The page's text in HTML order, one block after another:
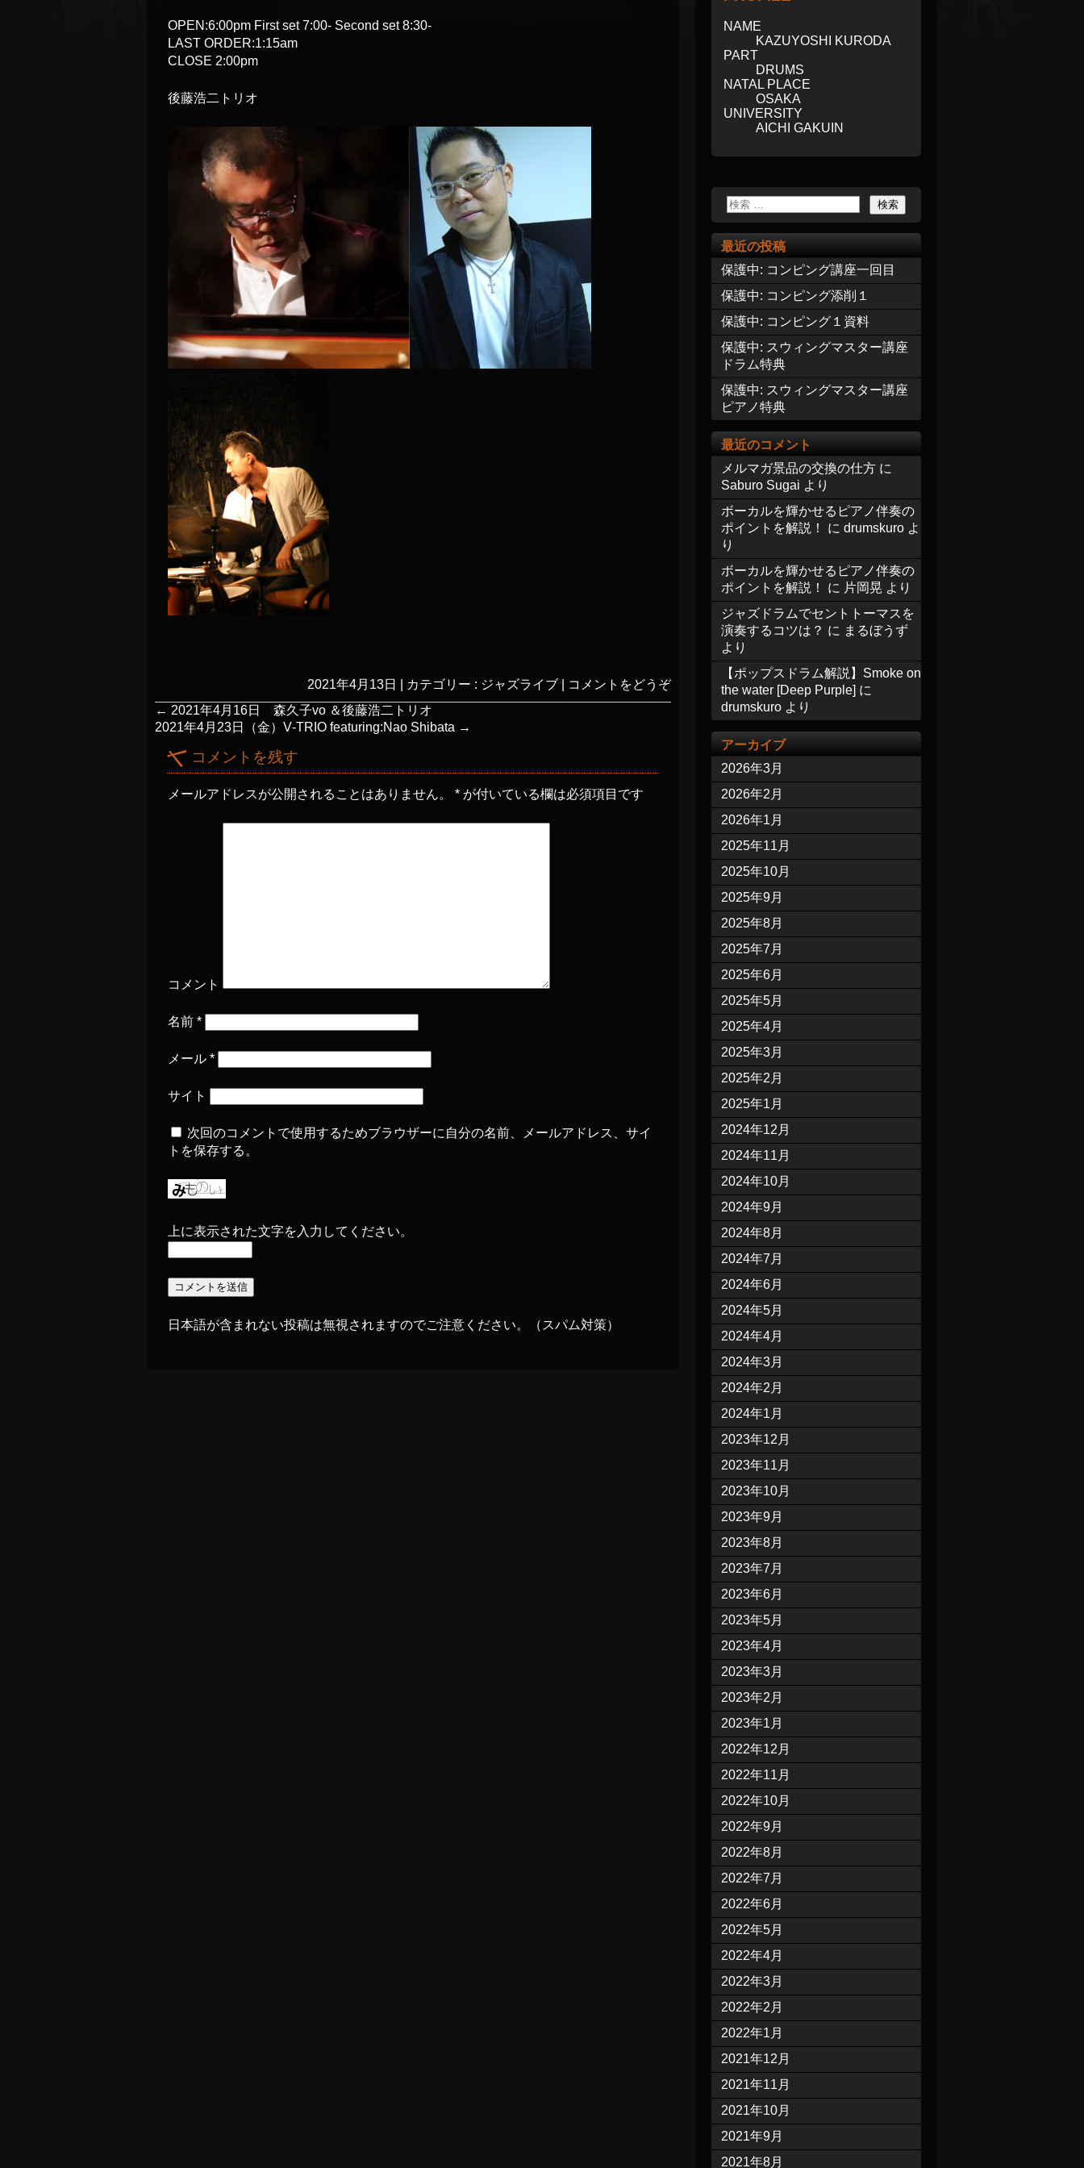
OPEN:6:00pm First set 7:00- Second set 8:30-
LAST ORDER:1:15am
CLOSE 2:00pm
後藤浩二トリオ
2021年4月13日 カテゴリー : ジャズライブ
コメントをどうぞ
← 2021年4月16日 森久子vo ＆後藤浩二トリオ
2021年4月23日（金）V‐TRIO featuring:Nao Shibata →
コメントを残す
メールアドレスが公開されることはありません。 * が付いている欄は必須項目です
コメント
名前 *
メール *
サイト
次回のコメントで使用するためブラウザーに自分の名前、メールアドレス、サイ
トを保存する。
上に表示された文字を入力してください。
日本語が含まれない投稿は無視されますのでご注意ください。（スパム対策）
NAME
KAZUYOSHI KURODA
PART
DRUMS
NATAL PLACE
OSAKA
UNIVERSITY
AICHI GAKUIN
最近の投稿
保護中: コンピング講座一回目
保護中: コンピング添削１
保護中: コンピング１資料
保護中: スウィングマスター講座
ドラム特典
保護中: スウィングマスター講座
ピアノ特典
最近のコメント
メルマガ景品の交換の仕方 に
Saburo Sugai より
ボーカルを輝かせるピアノ伴奏の
ポイントを解説！
に drumskuro よ
り
ボーカルを輝かせるピアノ伴奏の
ポイントを解説！
に 片岡晃 より
ジャズドラムでセントトーマスを
演奏するコツは？ に まるぼうず
より
【ポップスドラム解説】Smoke on
the water [Deep Purple] に
drumskuro より
アーカイブ
2026年3月
2026年2月
2026年1月
2025年11月
2025年10月
2025年9月
2025年8月
2025年7月
2025年6月
2025年5月
2025年4月
2025年3月
2025年2月
2025年1月
2024年12月
2024年11月
2024年10月
2024年9月
2024年8月
2024年7月
2024年6月
2024年5月
2024年4月
2024年3月
2024年2月
2024年1月
2023年12月
2023年11月
2023年10月
2023年9月
2023年8月
2023年7月
2023年6月
2023年5月
2023年4月
2023年3月
2023年2月
2023年1月
2022年12月
2022年11月
2022年10月
2022年9月
2022年8月
2022年7月
2022年6月
2022年5月
2022年4月
2022年3月
2022年2月
2022年1月
2021年12月
2021年11月
2021年10月
2021年9月
2021年8月